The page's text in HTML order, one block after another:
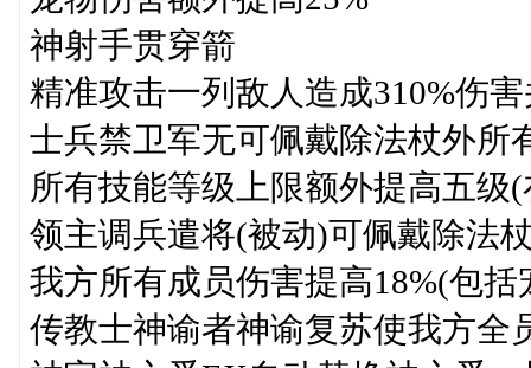
神射手贯穿箭
精准攻击一列敌人造成310%伤
士兵禁卫军无可佩戴除法杖外所
所有技能等级上限额外提高五级
领主调兵遣将(被动)可佩戴除法
我方所有成员伤害提高18%(包
传教士神谕者神谕复苏使我方全